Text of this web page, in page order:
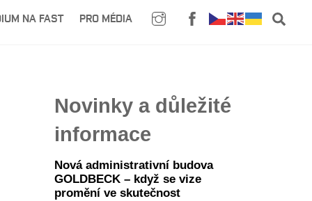
NA FAST PRO MÉDIA
Novinky a důležité
informace
Nová administrativní budova
GOLDBECK – když se vize
promění ve skutečnost